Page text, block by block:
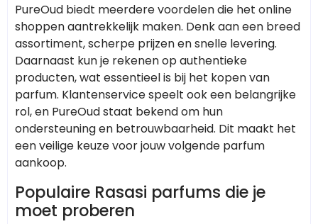
PureOud biedt meerdere voordelen die het online
shoppen aantrekkelijk maken. Denk aan een breed
assortiment, scherpe prijzen en snelle levering.
Daarnaast kun je rekenen op authentieke
producten, wat essentieel is bij het kopen van
parfum. Klantenservice speelt ook een belangrijke
rol, en PureOud staat bekend om hun
ondersteuning en betrouwbaarheid. Dit maakt het
een veilige keuze voor jouw volgende parfum
aankoop.
Populaire Rasasi parfums die je
moet proberen